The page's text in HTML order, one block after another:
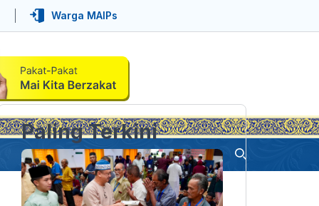
Warga MAIPs
Paling Terkini